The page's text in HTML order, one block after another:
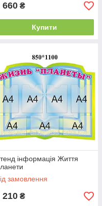
660 ₴
Купити
інформація Життя
замовлення
210 ₴